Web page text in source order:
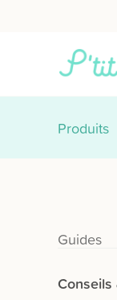
Produits
Guides